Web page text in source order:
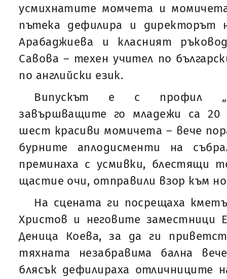
усмихнатите момчета и
пътека дефилира и директорът
Арабаджиева и класният
Савова – техен учител по
по английски език.
Випускът е с профил
завършващите го младежи са 20
шест красиви момичета – вече
бурните аплодисменти на
преминаха с усмивки, блестящи
щастие очи, отправили взор към
На сцената ги посрещаха
Христов и неговите заместници
Деница Коева, за да ги
тяхната незабравима бална
блясък дефилираха отличниците